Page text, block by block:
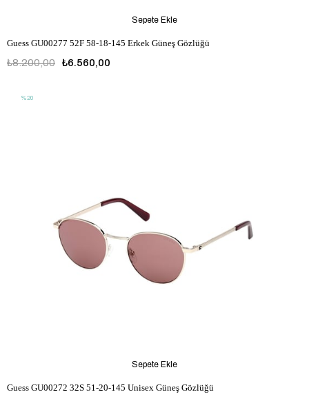
Guess GU00277 52F 58-18-145 Erkek Güneş Gözlüğü
₺6.560,00
₺8.200,00
Sepete Ekle
Guess GU00272 32S 51-20-145 Unisex Güneş Gözlüğü
Sepete Ekle
%20